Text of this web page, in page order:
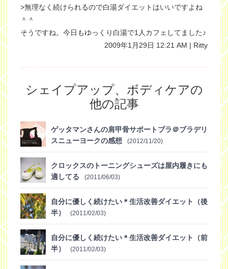
>無理なく続けられるので白湯ダイエットはいいですよね
＾＾
そうですね。今日もゆっくり白湯で1人カフェしてました♪
2009年1月29日 12:21 AM | Ritty
シェイプアップ、ボディケアの
他の記事
ゲッタマンさんの肩甲骨サポートブラ＠ブラデリ
スニューヨークの感想
(2012/11/20)
クロックスのトーニングシューズは屋内履きにも
適してる
(2011/06/03)
自分に優しく続けたい＊生活改善ダイエット（後
半）
(2011/02/03)
自分に優しく続けたい＊生活改善ダイエット（前
半）
(2011/02/03)